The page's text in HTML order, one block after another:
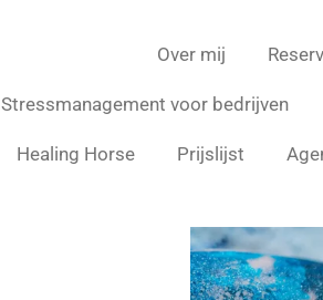
Over mij
Stressmanagement voor bedrijven
Healing Horse Prijslijst